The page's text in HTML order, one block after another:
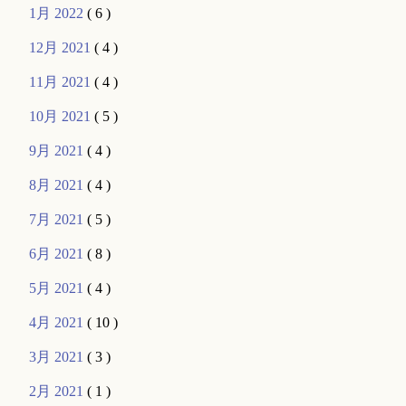
1月 2022( 6 )
12月 2021( 4 )
11月 2021( 4 )
10月 2021( 5 )
9月 2021( 4 )
8月 2021( 4 )
7月 2021( 5 )
6月 2021( 8 )
5月 2021( 4 )
4月 2021( 10 )
3月 2021( 3 )
2月 2021( 1 )